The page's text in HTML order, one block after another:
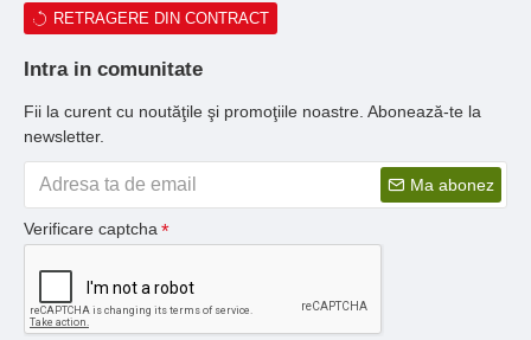
RETRAGERE DIN CONTRACT
Intra in comunitate
Fii la curent cu noutăţile şi promoţiile noastre. Abonează-te la
newsletter.
Ma abonez
Verificare captcha